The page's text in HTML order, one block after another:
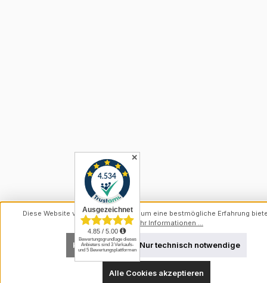
✕
Diese Website verwendet Cookies, um eine bestmögliche Erfahrung
können.Mehr Informationen ...
Nur technisch notwendige
Konfigurieren
Alle Cookies akzeptieren